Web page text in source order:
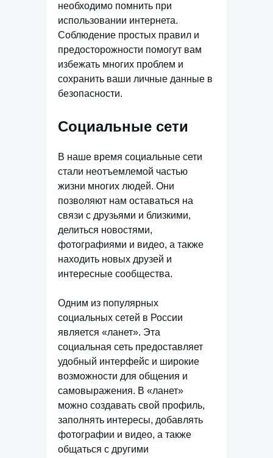
необходимо помнить при
использовании интернета.
Соблюдение простых правил и
предосторожности помогут вам
избежать многих проблем и
сохранить ваши личные данные в
безопасности.
Социальные сети
В наше время социальные сети
стали неотъемлемой частью
жизни многих людей. Они
позволяют нам оставаться на
связи с друзьями и близкими,
делиться новостями,
фотографиями и видео, а также
находить новых друзей и
интересные сообщества.
Одним из популярных
социальных сетей в России
является «ланет». Эта
социальная сеть предоставляет
удобный интерфейс и широкие
возможности для общения и
самовыражения. В «ланет»
можно создавать свой профиль,
заполнять интересы, добавлять
фотографии и видео, а также
общаться с другими